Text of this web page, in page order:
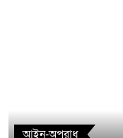
আইন-অপরাধ